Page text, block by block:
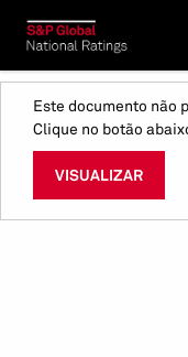
Este documento não
Clique no botão
VISUALIZAR